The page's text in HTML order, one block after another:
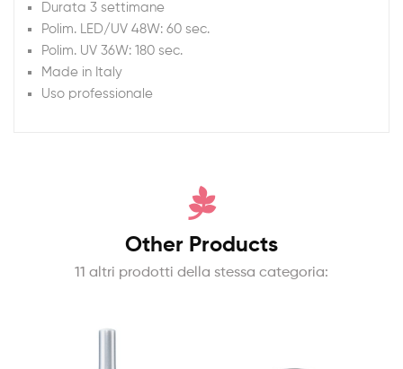
Durata 3 settimane
Polim. LED/UV 48W: 60 sec.
Polim. UV 36W: 180 sec.
Made in Italy
Uso professionale
Other Products
11 altri prodotti della stessa categoria: